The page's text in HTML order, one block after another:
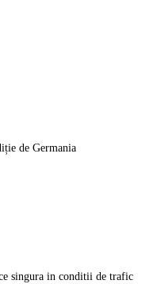
de Germania
singura in conditii de trafic